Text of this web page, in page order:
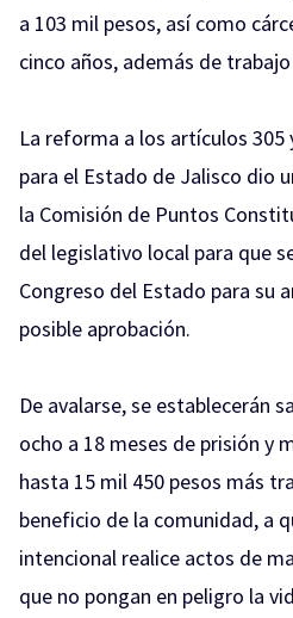
a 103 mil pesos, así como
cinco años, además de
La reforma a los artículos 305
para el Estado de Jalisco dio
la Comisión de Puntos
del legislativo local para que
Congreso del Estado para su
posible aprobación.
De avalarse, se establecerán
ocho a 18 meses de prisión y
hasta 15 mil 450 pesos más
beneficio de la comunidad, a
intencional realice actos de
que no pongan en peligro la